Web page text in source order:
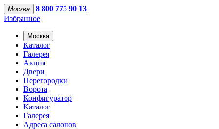
Москва
8 800 775 90 13
Избранное
Москва
Каталог
Галерея
Акция
Двери
Перегородки
Ворота
Конфигуратор
Каталог
Галерея
Адреса салонов